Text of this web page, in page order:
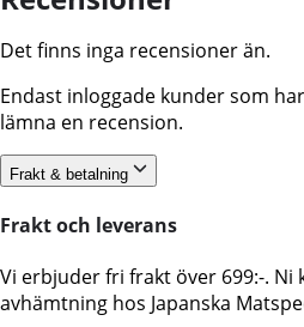
Det finns inga recensioner än.
Endast inloggade kunder som
lämna en recension.
Frakt & betalning
Frakt och leverans
Vi erbjuder fri frakt över 699:-. Ni
avhämtning hos Japanska